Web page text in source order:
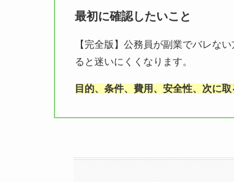
最初に確認したいこと
【完全版】公務員が副業でバレな
ると迷いにくくなります。
目的、条件、費用、安全性、次に